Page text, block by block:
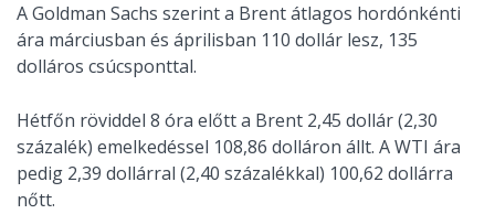
A Goldman Sachs szerint a Brent átlagos hordónkénti
ára márciusban és áprilisban 110 dollár lesz, 135
dolláros csúcsponttal.
Hétfőn röviddel 8 óra előtt a Brent 2,45 dollár (2,30
százalék) emelkedéssel 108,86 dolláron állt. A WTI ára
pedig 2,39 dollárral (2,40 százalékkal) 100,62 dollárra
nőtt.